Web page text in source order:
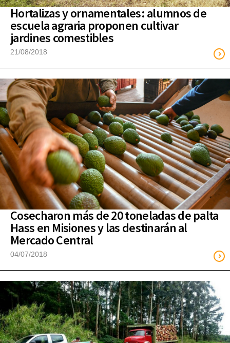
Hortalizas y ornamentales: alumnos de
escuela agraria proponen cultivar
jardines comestibles
21/08/2018
Cosecharon más de 20 toneladas de palta
Hass en Misiones y las destinarán al
Mercado Central
04/07/2018